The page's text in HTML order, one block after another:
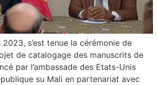
s’est tenue la cérémonie de
de catalogage des manuscrits de
par l’ambassade des Etats-Unis
su Mali en partenariat avec